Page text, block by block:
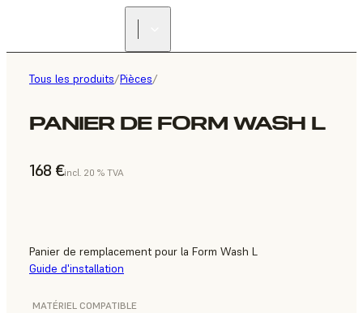
Tous les produits/Pièces/
PANIER DE FORM WASH L
168 €incl. 20 % TVA
Panier de remplacement pour la Form Wash L
Guide d'installation
MATÉRIEL COMPATIBLE